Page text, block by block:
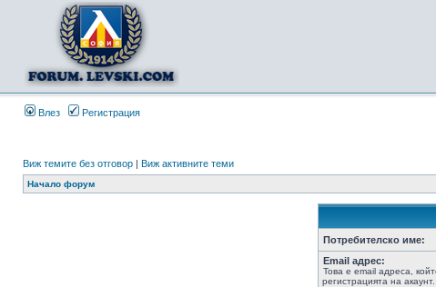
Влез Регистрация
Виж темите без отговор | Виж активните теми
Начало форум
Потребителско име:
Email адрес:
Това е email адреса,
регистрацията на акаунт.